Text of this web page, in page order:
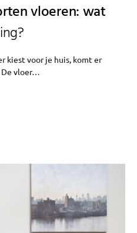
vloeren: wat
kiest voor je huis, komt er
De vloer…